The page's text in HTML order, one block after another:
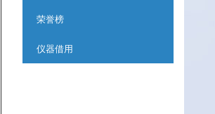
荣誉榜
仪器借用